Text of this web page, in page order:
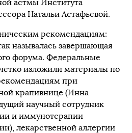
астмы Института
Натальи Астафьевой.
рекомендациям:
называлась завершающая
форума. Федеральные
изложили материалы по
при
крапивнице (Инна
научный сотрудник
и иммунотерапии
лекарственной аллергии